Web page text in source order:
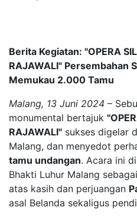
Berita Kegiatan: "OPERA
RAJAWALI" Persembahan
Memukau 2.000 Tamu
Malang, 13 Juni 2024 –
monumental bertajuk
RAJAWALI" sukses digelar
Malang, dan menyedot
tamu undangan. Acara ini
Bhakti Luhur Malang
atas kasih dan perjuangan
asal Belanda sekaligus